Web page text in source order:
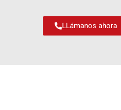
LLámanos ahora